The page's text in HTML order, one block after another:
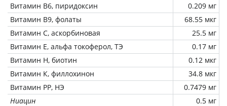
Витамин В6, пиридоксин
0.209 мг
Витамин В9, фолаты
68.55 мкг
Витамин C, аскорбиновая
25.5 мг
Витамин Е, альфа токоферол, ТЭ
0.17 мг
Витамин Н, биотин
0.12 мкг
Витамин К, филлохинон
34.8 мкг
Витамин РР, НЭ
0.7479 мг
Ниацин
0.5 мг